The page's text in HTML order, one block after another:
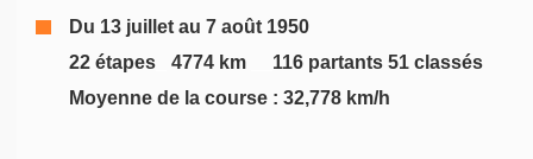
Du 13 juillet au 7 août 1950
22 étapes
4774 km
116 partants 51 classés
Moyenne de la course : 32,778 km/h